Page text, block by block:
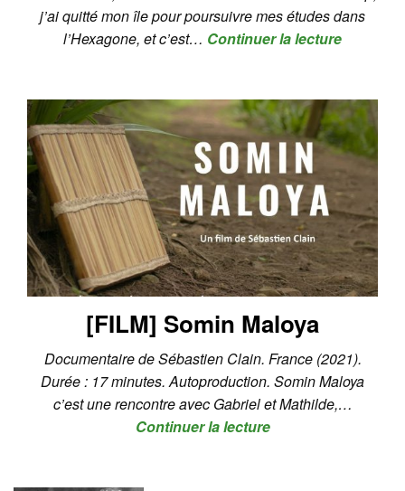
j’ai quitté mon île pour poursuivre mes études dans
l’Hexagone, et c’est… Continuer la lecture
[FILM] Somin Maloya
Documentaire de Sébastien Clain. France (2021).
Durée : 17 minutes. Autoproduction. Somin Maloya
c’est une rencontre avec Gabriel et Mathilde,…
Continuer la lecture